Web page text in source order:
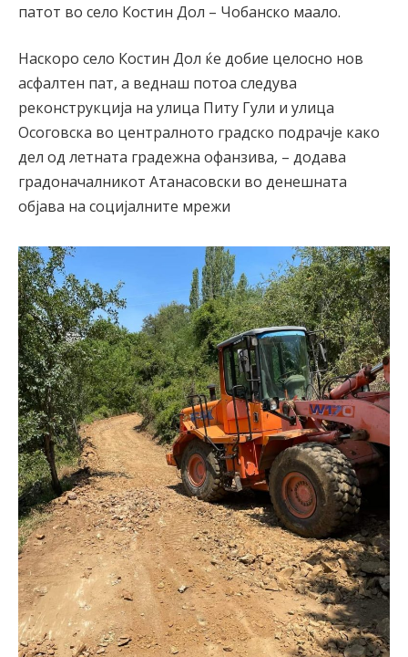
патот во село Костин Дол – Чобанско маало.
Наскоро село Костин Дол ќе добие целосно нов
асфалтен пат, а веднаш потоа следува
реконструкција на улица Питу Гули и улица
Осоговска во централното градско подрачје како
дел од летната градежна офанзива, – додава
градоначалникот Атанасовски во денешната
објава на социјалните мрежи